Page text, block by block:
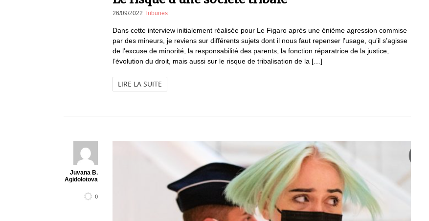
26/09/2022 Tribunes
Dans cette interview initialement réalisée pour Le Figaro après une énième agression commise
par des mineurs, je reviens sur différents sujets dont il nous faut repenser l’usage, qu’il s’agisse
de l’excuse de minorité, la responsabilité des parents, la fonction réparatrice de la justice,
l’évolution du droit, mais aussi sur le risque de tribalisation de la […]
LIRE LA SUITE
Juvana B.
Agidolotova
0